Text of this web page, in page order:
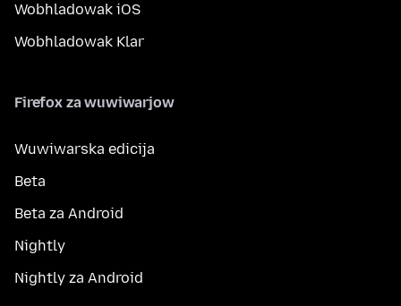
Wobhladowak iOS
Wobhladowak Klar
Firefox za wuwiwarjow
Wuwiwarska edicija
Beta
Beta za Android
Nightly
Nightly za Android